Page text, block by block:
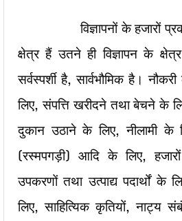
विज्ञापनों के हजारों
क्षेत्र हैं उतने ही विज्ञापन के
सर्वस्पर्शी है, सार्वभौमिक है।
लिए, संपत्ति खरीदने तथा बेचने के
दुकान उठाने के लिए, नीलामी के
(रस्मपगड़ी) आदि के लिए,
उपकरणों तथा उत्पाद्य पदार्थों के
लिए, साहित्यिक कृतियों, नाट्य